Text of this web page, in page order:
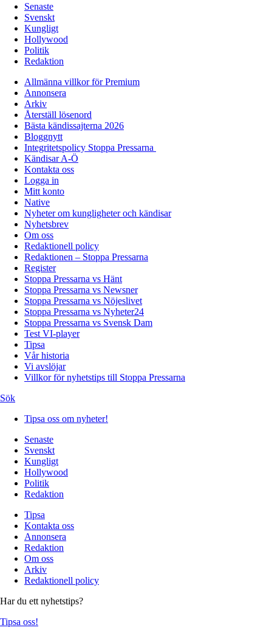
Senaste
Svenskt
Kungligt
Hollywood
Politik
Redaktion
Allmänna villkor för Premium
Annonsera
Arkiv
Återställ lösenord
Bästa kändissajterna 2026
Bloggnytt
Integritetspolicy Stoppa Pressarna
Kändisar A-Ö
Kontakta oss
Logga in
Mitt konto
Native
Nyheter om kungligheter och kändisar
Nyhetsbrev
Om oss
Redaktionell policy
Redaktionen – Stoppa Pressarna
Register
Stoppa Pressarna vs Hänt
Stoppa Pressarna vs Newsner
Stoppa Pressarna vs Nöjeslivet
Stoppa Pressarna vs Nyheter24
Stoppa Pressarna vs Svensk Dam
Test VI-player
Tipsa
Vår historia
Vi avslöjar
Villkor för nyhetstips till Stoppa Pressarna
Sök
Tipsa oss om nyheter!
Senaste
Svenskt
Kungligt
Hollywood
Politik
Redaktion
Tipsa
Kontakta oss
Annonsera
Redaktion
Om oss
Arkiv
Redaktionell policy
Har du ett nyhetstips?
Tipsa oss!